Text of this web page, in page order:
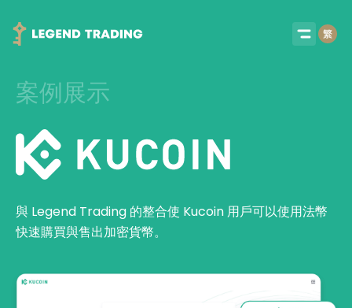
案例展示
與 Legend Trading 的整合使 Kucoin 用戶可以使用法幣
快速購買與售出加密貨幣。